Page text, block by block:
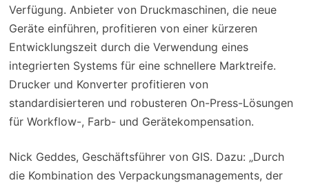
Verfügung. Anbieter von Druckmaschinen, die neue
Geräte einführen, profitieren von einer kürzeren
Entwicklungszeit durch die Verwendung eines
integrierten Systems für eine schnellere Marktreife.
Drucker und Konverter profitieren von
standardisierteren und robusteren On-Press-Lösungen
für Workflow-, Farb- und Gerätekompensation.
Nick Geddes, Geschäftsführer von GIS. Dazu: „Durch
die Kombination des Verpackungsmanagements, der